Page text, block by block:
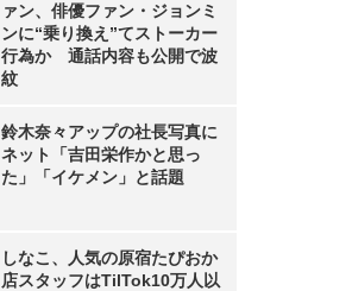
ァン、俳優ファン・ジョンミ
ンに“乗り換え”てストーカー
行為か 通話内容も公開で波
紋
鈴木奈々アップの社長写真に
ネット「吉田栄作かと思っ
た」「イケメン」と話題
しなこ、人気の原宿たぴおか
店スタッフはTilTok10万人以